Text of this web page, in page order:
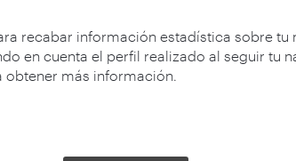
recabar información estadística sobre
en cuenta el perfil realizado al seguir tu
obtener más información.